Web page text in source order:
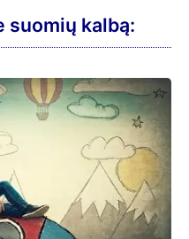
suomių kalbą: